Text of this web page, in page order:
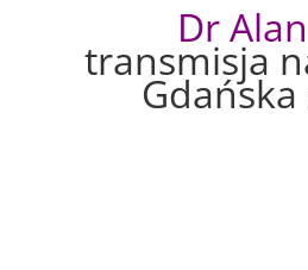
Dr
transmisja